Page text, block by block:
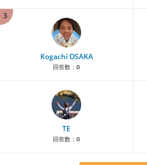
3
Kogachi OSAKA
回答数： 0
TE
回答数： 0